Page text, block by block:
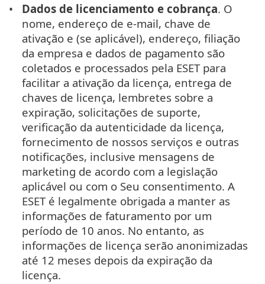
Dados de licenciamento e cobrança. O
nome, endereço de e-mail, chave de
ativação e (se aplicável), endereço, filiação
da empresa e dados de pagamento são
coletados e processados pela ESET para
facilitar a ativação da licença, entrega de
chaves de licença, lembretes sobre a
expiração, solicitações de suporte,
verificação da autenticidade da licença,
fornecimento de nossos serviços e outras
notificações, inclusive mensagens de
marketing de acordo com a legislação
aplicável ou com o Seu consentimento. A
ESET é legalmente obrigada a manter as
informações de faturamento por um
período de 10 anos. No entanto, as
informações de licença serão anonimizadas
até 12 meses depois da expiração da
licença.